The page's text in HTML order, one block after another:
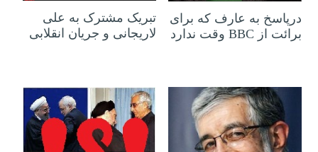
درپاسخ به عارف که برای
برائت از BBC وقت ندارد
تبریک مشترک به علی
لاریجانی و جریان انقلابی